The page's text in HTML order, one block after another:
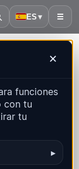
ES ▾ ☰
✕
funciones
con tu
tu
▸
país
principales